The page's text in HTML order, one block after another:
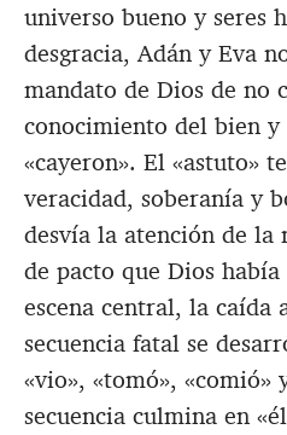
universo bueno y seres
desgracia, Adán y Eva
mandato de Dios de no
conocimiento del bien
«cayeron». El «astuto»
veracidad, soberanía y
desvía la atención de
de pacto que Dios
escena central, la caída
secuencia fatal se
«vio», «tomó», «comió»
secuencia culmina en